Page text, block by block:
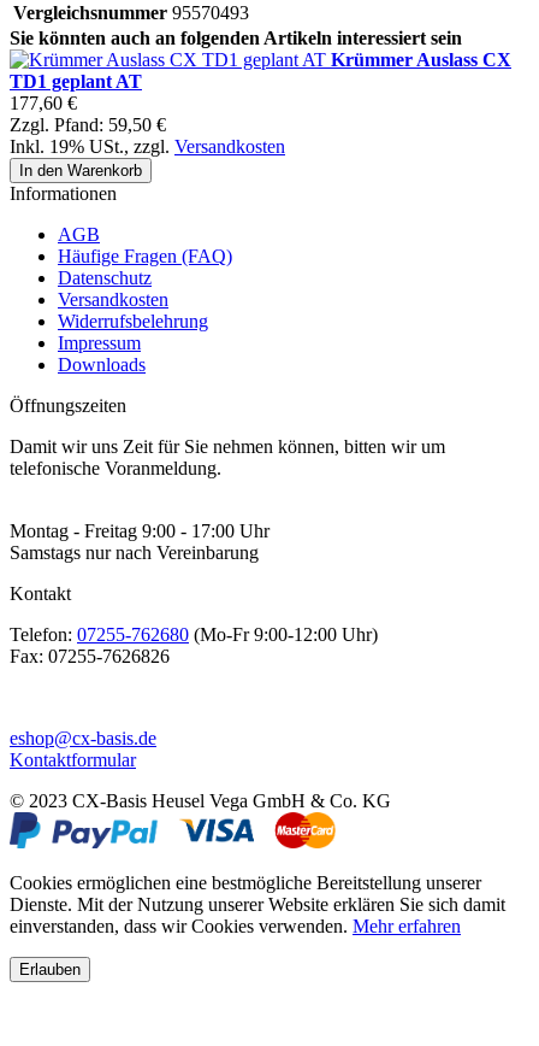
Vergleichsnummer 95570493
Sie könnten auch an folgenden Artikeln interessiert sein
Krümmer Auslass CX
TD1 geplant AT
177,60 €
Zzgl. Pfand: 59,50 €
Inkl. 19% USt., zzgl. Versandkosten
In den Warenkorb
Informationen
AGB
Häufige Fragen (FAQ)
Datenschutz
Versandkosten
Widerrufsbelehrung
Impressum
Downloads
Öffnungszeiten
Damit wir uns Zeit für Sie nehmen können, bitten wir um
telefonische Voranmeldung.
Montag - Freitag 9:00 - 17:00 Uhr
Samstags nur nach Vereinbarung
Kontakt
Telefon: 07255-762680 (Mo-Fr 9:00-12:00 Uhr)
Fax: 07255-7626826
eshop@cx-basis.de
Kontaktformular
© 2023 CX-Basis Heusel Vega GmbH & Co. KG
Cookies ermöglichen eine bestmögliche Bereitstellung unserer
Dienste. Mit der Nutzung unserer Website erklären Sie sich damit
einverstanden, dass wir Cookies verwenden. Mehr erfahren
Erlauben